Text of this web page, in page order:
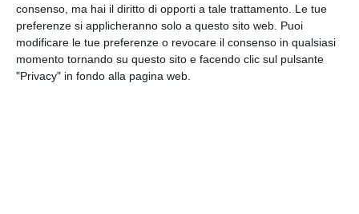
consenso, ma hai il diritto di opporti a tale trattamento. Le tue
preferenze si applicheranno solo a questo sito web. Puoi
modificare le tue preferenze o revocare il consenso in qualsiasi
momento tornando su questo sito e facendo clic sul pulsante
"Privacy" in fondo alla pagina web.
Facebook, Twitter, WhatsApp, ...
VEDI ALTRE CARTOLINE DI